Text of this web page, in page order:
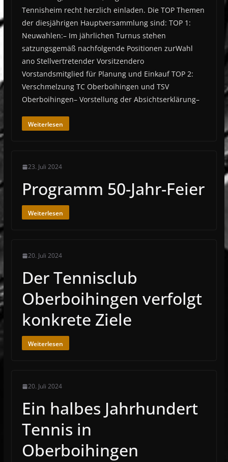
Tennisheim recht herzlich einladen. Die TOP Themen
der diesjährigen Hauptversammlung sind: TOP 1:
Neuwahlen:– Im jährlichen Turnus stehen
satzungsgemäß nachfolgende Positionen zurWahl
ano Stellvertretender Vorsitzendero
Vorstandsmitglied für Planung und Einkauf TOP 2:
Verschmelzung TC Oberboihingen und TSV
Oberboihingen– Vorstellung der Absichtserklärung–
Weiterlesen
23. Juli 2024
Programm 50-Jahr-Feier
Weiterlesen
20. Juli 2024
Der Tennisclub
Oberboihingen verfolgt
konkrete Ziele
Weiterlesen
20. Juli 2024
Ein halbes Jahrhundert
Tennis in
Oberboihingen